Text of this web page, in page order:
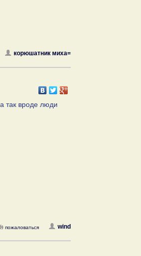
корюшатник миха=
так вроде люди
wind
пожаловаться